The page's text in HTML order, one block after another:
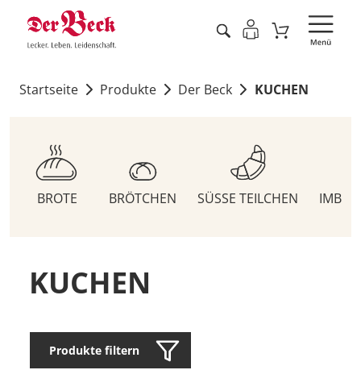
Startseite Produkte Der Beck KUCHEN
BROTE BRÖTCHEN SÜSSE TEILCHEN
KUCHEN
Produkte filtern